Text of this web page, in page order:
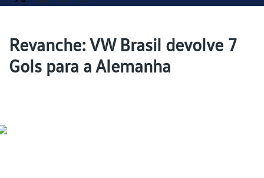
Revanche: VW Brasil devolve 7
Gols para a Alemanha